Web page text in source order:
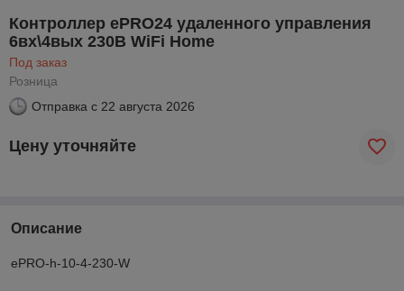
Контроллер ePRO24 удаленного управления
6вх\4вых 230В WiFi Home
Под заказ
Розница
Отправка с 22 августа 2026
Цену уточняйте
Описание
ePRO-h-10-4-230-W